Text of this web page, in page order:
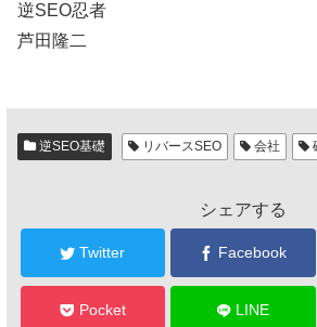
逆SEO忍者
芦田隆二
逆SEO基礎 リバースSEO 会社
シェアする
Twitter Facebook
Pocket LINE